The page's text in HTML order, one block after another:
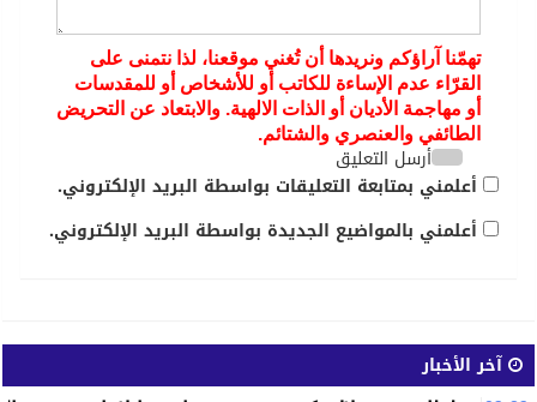
تهمّنا آراؤكم ونريدها أن تُغني موقعنا، لذا نتمنى على
القرّاء عدم الإساءة للكاتب أو للأشخاص أو للمقدسات
أو مهاجمة الأديان أو الذات الالهية. والابتعاد عن التحريض
الطائفي والعنصري والشتائم.
أرسل التعليق
أعلمني بمتابعة التعليقات بواسطة البريد الإلكتروني.
أعلمني بالمواضيع الجديدة بواسطة البريد الإلكتروني.
آخر الأخبار